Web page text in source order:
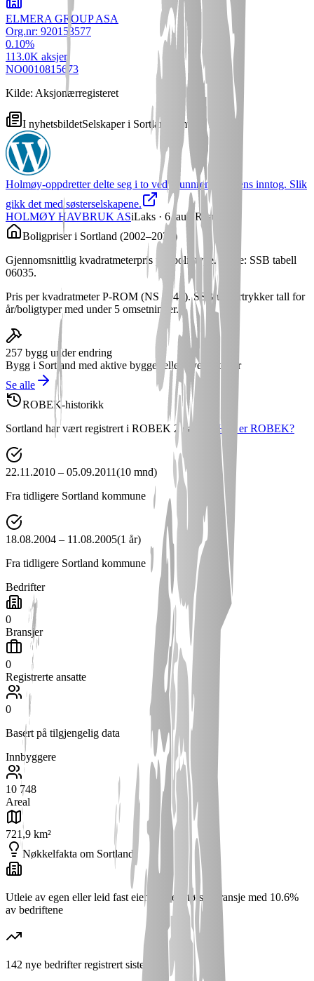
ELMERA GROUP ASA
Org.nr: 920153577
0.10%
113.0K aksjer
NO0010815673
Kilde: Aksjonærregisteret
I nyhetsbildetSelskaper i Sortland omtalt i media
Holmøy-oppdretter delte seg i to ved grunnrenteskattens inntog. Slik
gikk det med søsterselskapene.
HOLMØY HAVBRUK ASiLaks · 6. aug. Resultat
Boligpriser i Sortland (2002–2024
)
Gjennomsnittlig kvadratmeterpris per boligtype. Kilde: SSB tabell
06035.
Pris per kvadratmeter P-ROM (NS 3940). SSB undertrykker tall for
år/boligtyper med under 5 omsetninger.
257 bygg under endring
Bygg i Sortland med aktive bygge- eller rivetillatelser
Se alle
ROBEK-historikk
Sortland har vært registrert i ROBEK 2 ganger Hva er ROBEK?
22.11.2010 – 05.09.2011(10 mnd)
Fra tidligere Sortland kommune
18.08.2004 – 11.08.2005(1 år)
Fra tidligere Sortland kommune
Bedrifter
0
Bransjer
0
Registrerte ansatte
0
Basert på tilgjengelig data
Innbyggere
10 748
Areal
721,9 km²
Nøkkelfakta om Sortland
Utleie av egen eller leid fast eiendom er største bransje med 10.6%
av bedriftene
142 nye bedrifter registrert siste år